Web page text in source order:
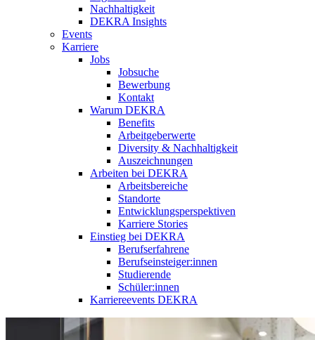
Nachhaltigkeit
DEKRA Insights
Events
Karriere
Jobs
Jobsuche
Bewerbung
Kontakt
Warum DEKRA
Benefits
Arbeitgeberwerte
Diversity & Nachhaltigkeit
Auszeichnungen
Arbeiten bei DEKRA
Arbeitsbereiche
Standorte
Entwicklungsperspektiven
Karriere Stories
Einstieg bei DEKRA
Berufserfahrene
Berufseinsteiger:innen
Studierende
Schüler:innen
Karriereevents DEKRA